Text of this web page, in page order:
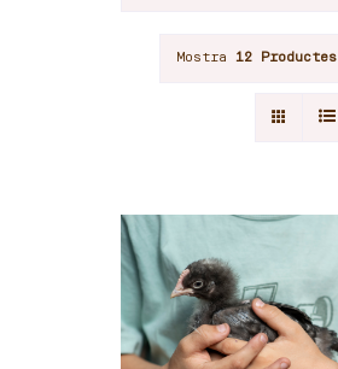
Mostra 12 Productes